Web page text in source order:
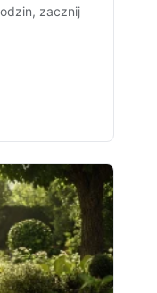
zacznij